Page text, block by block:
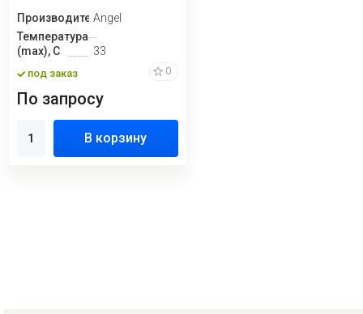
ПроизводительAngel
Температура
(max), С
33
под заказ 0
По запросу
В корзину